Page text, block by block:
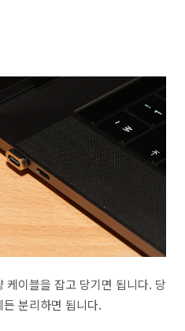
케이블을 잡고 당기면 됩니다. 당
분리하면 됩니다.